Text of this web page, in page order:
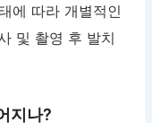
에 따라 개별적인
및 촬영 후 발치
지나?